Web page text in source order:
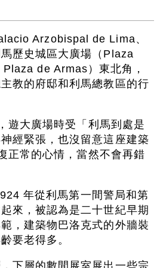
Arzobispal de Lima、
歷史城區大廣場（Plaza
de Armas）東北角，
教的府邸和利馬總教區的行
遊大廣場時受「利馬到處是
經緊張，也沒留意這座建築
正常的心情，當然不會再錯
年從利馬第一間警局和第
來，被認為是二十世紀早期
，建築物巴洛克式的外牆裝
要老得多。